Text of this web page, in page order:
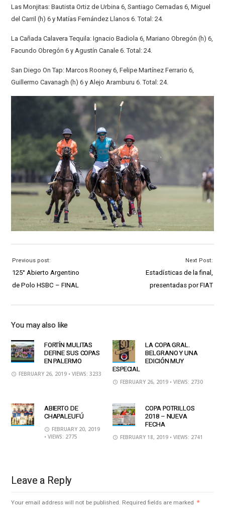
Las Monjitas: Bautista Ortiz de Urbina 6, Santiago Cernadas 6, Miguel
del Carril (h) 6 y Matías Fernández Llanos 6. Total: 24.
La Cañada Calavera Tequila: Ignacio Badiola 6, Mariano Obregón (h) 6,
Facundo Obregón 6 y Agustín Canale 6. Total: 24.
San Diego On Tap: Marcos Rooney 6, Felipe Martínez Ferrario 6,
Guillermo Cavanagh (h) 6 y Alejo Aramburu 6. Total: 24.
Previous post:
125° Abierto Argentino
de Polo HSBC – FINAL
Next Post:
Estadísticas de la final,
presentadas por FIAT
You may also like
FORTÍN MULITAS
DEFINE SUS COPAS
EN PALERMO
FEBRUARY 26, 2019 • VIEWS: 3233
LA COPA GRAL.
BELGRANO Y UNA
EDICIÓN MUY
ESPECIAL
FEBRUARY 26, 2019 • VIEWS: 2730
ABIERTO DE
CHAPALEUFÚ
FEBRUARY 20, 2019
• VIEWS: 2775
COPA POTRILLOS
2018 – NUEVA
FECHA
FEBRUARY 18, 2019 • VIEWS: 2741
Leave a Reply
Your email address will not be published. Required fields are marked *